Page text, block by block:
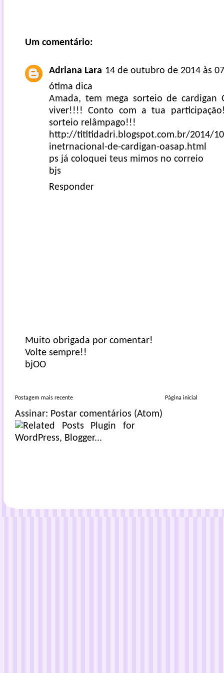
Um comentário:
Adriana Lara 14 de outubro de 2014 às
ótima dica
Amada, tem mega sorteio de cardigan
viver!!!! Conto com a tua
sorteio relâmpago!!!
http://tititidadri.blogspot.com.br/2014/
inetrnacional-de-cardigan-oasap.html
ps já coloquei teus mimos no correio
bjs
Responder
Muito obrigada por comentar!
Volte sempre!!
bjOO
Postagem mais recente Página inicial
Assinar: Postar comentários (Atom)